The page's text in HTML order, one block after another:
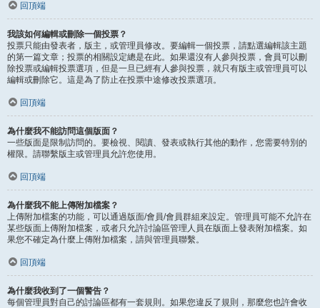
回頂端
我該如何編輯或刪除一個投票？
投票只能由發表者，版主，或管理員修改。要編輯一個投票，請點選編輯該主題
的第一篇文章；投票的相關設定總是在此。如果還沒有人參與投票，會員可以刪
除投票或編輯投票選項，但是一旦已經有人參與投票，就只有版主或管理員可以
編輯或刪除它。這是為了防止在投票中途修改投票選項。
回頂端
為什麼我不能訪問這個版面？
一些版面是限制訪問的。要檢視、閱讀、發表或執行其他的動作，您需要特別的
權限。請聯繫版主或管理員允許您使用。
回頂端
為什麼我不能上傳附加檔案？
上傳附加檔案的功能，可以通過版面/會員/會員群組來設定。管理員可能不允許在
某些版面上傳附加檔案，或者只允許討論區管理人員在版面上發表附加檔案。如
果您不確定為什麼上傳附加檔案，請與管理員聯繫。
回頂端
為什麼我收到了一個警告？
每個管理員對自己的討論區都有一套規則。如果您違反了規則，那麼您也許會收